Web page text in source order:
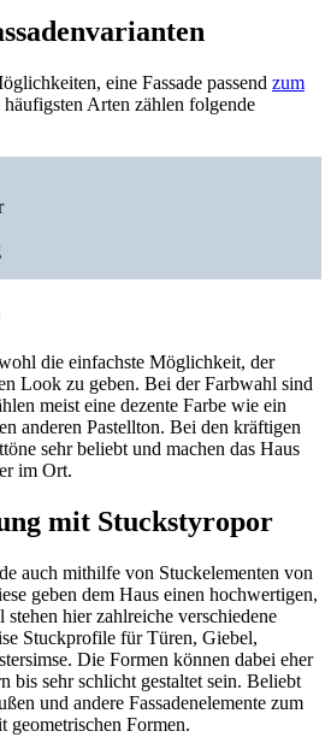
eine Fassade passend zum
Arten zählen folgende
die einfachste Möglichkeit, der
Look zu geben. Bei der Farbwahl sind
meist eine dezente Farbe wie ein
anderen Pastellton. Bei den kräftigen
sehr beliebt und machen das Haus
im Ort.
mit Stuckstyropor
auch mithilfe von Stuckelementen von
geben dem Haus einen hochwertigen,
hier zahlreiche verschiedene
Stuckprofile für Türen, Giebel,
Die Formen können dabei eher
bis sehr schlicht gestaltet sein. Beliebt
und andere Fassadenelemente zum
geometrischen Formen.